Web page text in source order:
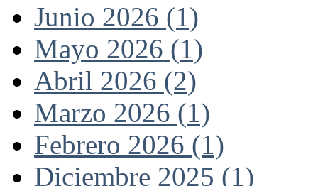
Junio 2026 (1)
Mayo 2026 (1)
Abril 2026 (2)
Marzo 2026 (1)
Febrero 2026 (1)
Diciembre 2025 (1)